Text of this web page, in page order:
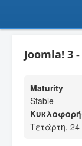
Joomla! 3
Maturity
Stable
Τετάρτη, 24